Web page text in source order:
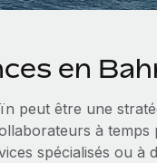
en
peut être une
à
spécialisés ou